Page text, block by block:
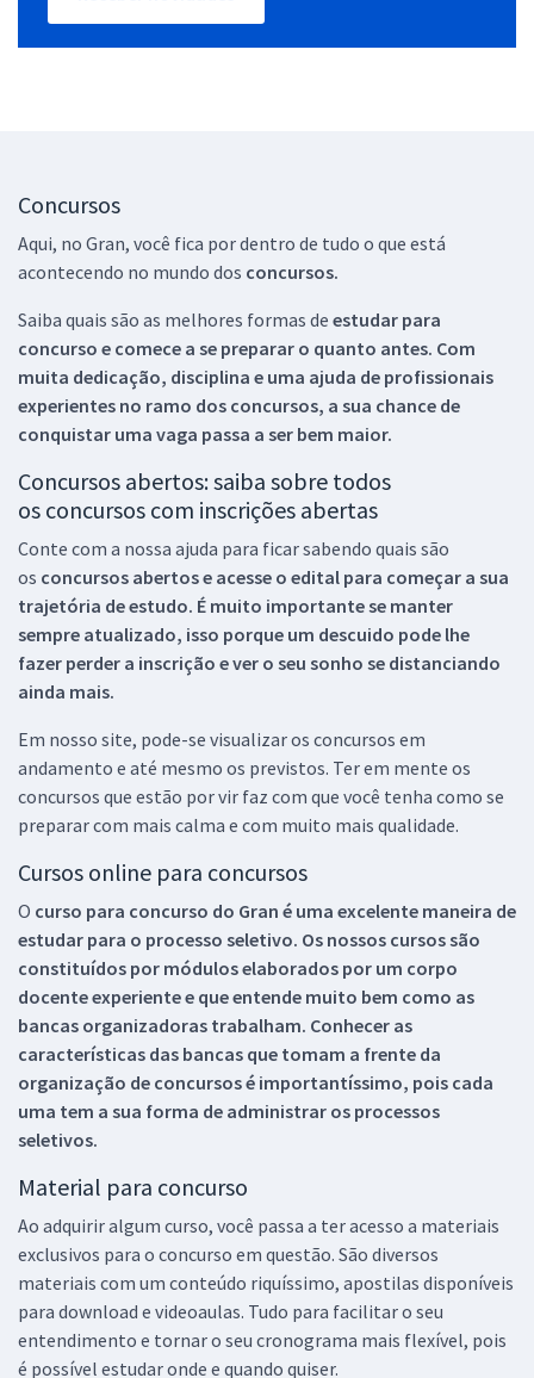
Concursos
Aqui, no Gran, você fica por dentro de tudo o que está
acontecendo no mundo dos concursos.
Saiba quais são as melhores formas de estudar para
concurso e comece a se preparar o quanto antes. Com
muita dedicação, disciplina e uma ajuda de profissionais
experientes no ramo dos concursos, a sua chance de
conquistar uma vaga passa a ser bem maior.
Concursos abertos: saiba sobre todos
os concursos com inscrições abertas
Conte com a nossa ajuda para ficar sabendo quais são
os concursos abertos e acesse o edital para começar a sua
trajetória de estudo. É muito importante se manter
sempre atualizado, isso porque um descuido pode lhe
fazer perder a inscrição e ver o seu sonho se distanciando
ainda mais.
Em nosso site, pode-se visualizar os concursos em
andamento e até mesmo os previstos. Ter em mente os
concursos que estão por vir faz com que você tenha como se
preparar com mais calma e com muito mais qualidade.
Cursos online para concursos
O curso para concurso do Gran é uma excelente maneira de
estudar para o processo seletivo. Os nossos cursos são
constituídos por módulos elaborados por um corpo
docente experiente e que entende muito bem como as
bancas organizadoras trabalham. Conhecer as
características das bancas que tomam a frente da
organização de concursos é importantíssimo, pois cada
uma tem a sua forma de administrar os processos
seletivos.
Material para concurso
Ao adquirir algum curso, você passa a ter acesso a materiais
exclusivos para o concurso em questão. São diversos
materiais com um conteúdo riquíssimo, apostilas disponíveis
para download e videoaulas. Tudo para facilitar o seu
entendimento e tornar o seu cronograma mais flexível, pois
é possível estudar onde e quando quiser.